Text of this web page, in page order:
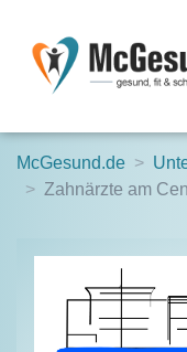
McGesund.de
Zahnärzte am